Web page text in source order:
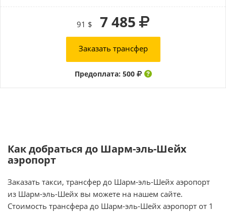
91 $ 7 485
Заказать трансфер
Предоплата: 500
Как добраться до Шарм-эль-Шейх
аэропорт
Заказать такси, трансфер до Шарм-эль-Шейх аэропорт
из Шарм-эль-Шейх вы можете на нашем сайте.
Стоимость трансфера до Шарм-эль-Шейх аэропорт от 1